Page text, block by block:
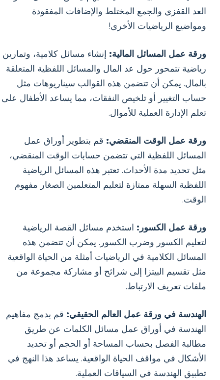
العد القفزي والجمع المختلط والإضافات المفقودة
ومواضيع الرياضيات الأخرى!
ورقة عمل المسائل المالية: إنشاء مسائل كلامية، وتمارين
رياضية تتمحور حول عد المال والمسائل اللفظية المتعلقة
بالمال. يمكن أن تتضمن هذه القوالب سيناريوهات مثل
حساب التغيير أو تلخيص النفقات، مما يساعد الأطفال على
تعلم الإدارة العملية للأموال.
ورقة عمل الوقت المنقضي: قم بتطوير أوراق عمل
المسائل اللفظية التي تتضمن حسابات الوقت المنقضي،
مثل تحديد مدة الأحداث. تعتبر هذه المسائل الرياضية
اللفظية السهلة ممتازة لتعليم المتعلمين الصغار مفهوم
الوقت.
ورقة عمل الكسور: استخدم مسائل القصة الرياضية
لتعليم الكسور وضرب الكسور. يمكن أن تتضمن هذه
المسائل الكلامية في الرياضيات أمثلة من الحياة الواقعية
مثل تقسيم البيتزا إلى شرائح أو مشاركة مجموعة من
ملفات تعريف الارتباط.
الهندسة في ورقة عمل العالم الحقيقي: قم بدمج مفاهيم
الهندسة في أوراق عمل مسائل الكلمات عن طريق
مطالبة الفصل بحساب المساحة أو الحجم أو تحديد
الأشكال في مواقف الحياة الواقعية. يساعد هذا النهج في
تطبيق الهندسة في السياقات العملية.